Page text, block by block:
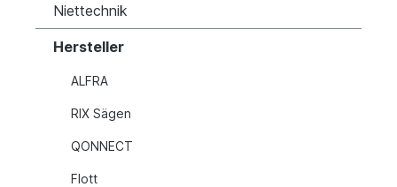
Niettechnik
Hersteller
ALFRA
RIX Sägen
QONNECT
Flott